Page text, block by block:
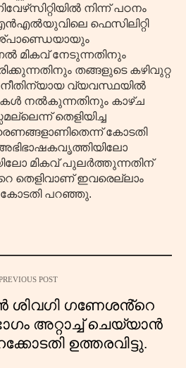
നിന്ന് പഠനം
ഫെസിലിറ്റി
നേടുന്നതിനും
തങ്ങളുടെ കഴിവുറ്റ
നീതിന്യായ വ്യവസ്ഥയിൽ
നൽകുന്നതിനും കാഴ്ച
തെളിയിച്ച
കോടതി
മികവ് പുലർത്തുന്നതിന്
തെളിവാണ് ഇവരെല്ലാം
പറഞ്ഞു.
POST
ശിവഗി ഗണേശൻ്റെ
അറ്റാച്ച് ചെയ്യാൻ
ഉത്തരവിട്ടു.